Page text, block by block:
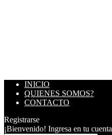
INICIO
QUIENES SOMOS?
CONTACTO
Registrarse
¡Bienvenido! Ingresa en tu cuenta